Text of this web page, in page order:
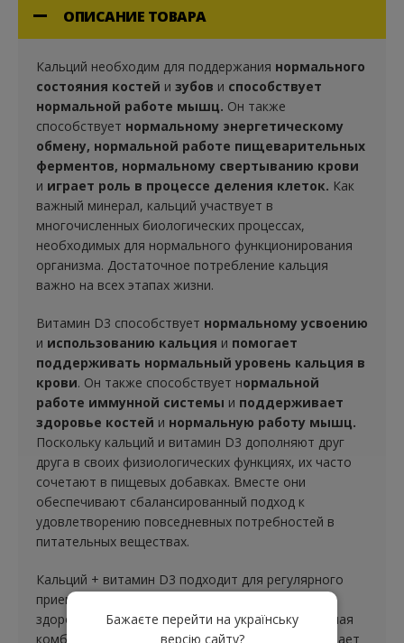
ОПИСАНИЕ ТОВАРА
Кальций необходим для поддержания нормального
состояния костей и зубов и способствует
нормальной работе мышц. Он также
способствует нормальному энергетическому
обмену, нормальной работе пищеварительных
ферментов, нормальному свертыванию крови
и играет роль в процессе деления клеток. Как
важный минерал, кальций участвует в
многочисленных биологических процессах,
необходимых для нормального функционирования
организма. Достаточное потребление кальция
важно на всех этапах жизни.
Витамин D3 способствует нормальному усвоению
и использованию кальция и помогает
поддерживать нормальный уровень кальция в
крови. Он также способствует нормальной
работе иммунной системы и поддерживает
здоровье костей и нормальную работу мышц.
Поскольку кальций и витамин D3 дополняют друг
друга в своих физиологических функциях, их часто
сочетают в пищевых добавках. Вместе они
обеспечивают сбалансированный подход к
удовлетворению повседневных потребностей в
питательных веществах.
Кальций + витамин D3 подходит для регулярного
приема в рамках сбалансированного питания и
здорового образа жизни. Тщательно подобранная
комбинация этих двух питательных веществ делает
Бажаєте перейти на українську
версію сайту?